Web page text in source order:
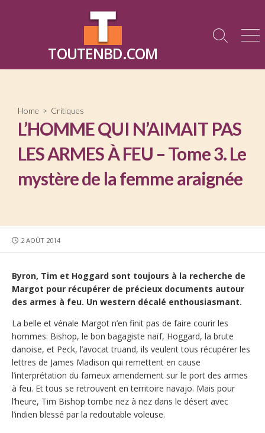
TOUTENBD.COM
Search
Home > Critiques
L’HOMME QUI N’AIMAIT PAS
LES ARMES À FEU – Tome 3. Le
mystère de la femme araignée
PUBLISHED
2 AOÛT 2014
Byron, Tim et Hoggard sont toujours à la recherche de
Margot pour récupérer de précieux documents autour
des armes à feu. Un western décalé enthousiasmant.
La belle et vénale Margot n’en finit pas de faire courir les
hommes: Bishop, le bon bagagiste naïf, Hoggard, la brute
danoise, et Peck, l’avocat truand, ils veulent tous récupérer les
lettres de James Madison qui remettent en cause
l’interprétation du fameux amendement sur le port des armes
à feu. Et tous se retrouvent en territoire navajo. Mais pour
l’heure, Tim Bishop tombe nez à nez dans le désert avec
l’indien blessé par la redoutable voleuse.